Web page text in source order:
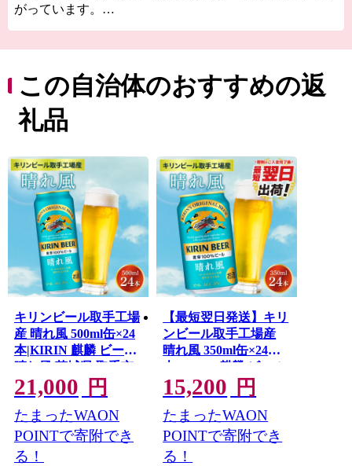
がっています。
い風景は、とても東京から1時間圏内とは思えません。ど
こか懐かしい、けれど新しい風景がここにはあります。
取手には、交通利便性やこの地を流れる水の良さなどか
ら、多くの大企業の事務所・工場が立地しています。ま
るまちづくりを推進しています。当市のふるさと納税の
お礼品は、多くの人に取手の魅力を感じていただけるよ
う、企業製品だけではなく、地元の美味しい特産品や体
験型のお礼品をご用意しております。
ふるさと納税を通じて、取手市の応援をどうぞよろしく
お願いいたします。
・GW期間中は事業者休業等の都合により、通常より発
送・問合せ回答まで時間を要する場合がございますの
で、予めご了承ください。
・GW期間含め、長期不在にする場合は寄附時にコメント
欄等にご不在期間の記載をお願いいたします。
・品質保持のため、長期不在等の理由により寄附者様都
合で返礼品が持ち戻りとなった場合、再発送はいたしか
ねます。予めご了承ください。
この自治体のおすすめの返
礼品
キリンビール取手工場
産 晴れ風 500ml缶×24
本|KIRIN 麒麟 ビール
晴れ風 茨城県 取手市
（AB039-1）
21,000 円
たまったWAON
POINTで寄附でき
る！
【最短翌日発送】キリ
ンビール取手工場産
晴れ風 350ml缶×24
本|KIRIN 麒麟 ビール
晴れ風 最短翌日 スピ
ード発送 茨城県 取手
市（ZA017-2）
15,200 円
たまったWAON
POINTで寄附でき
る！